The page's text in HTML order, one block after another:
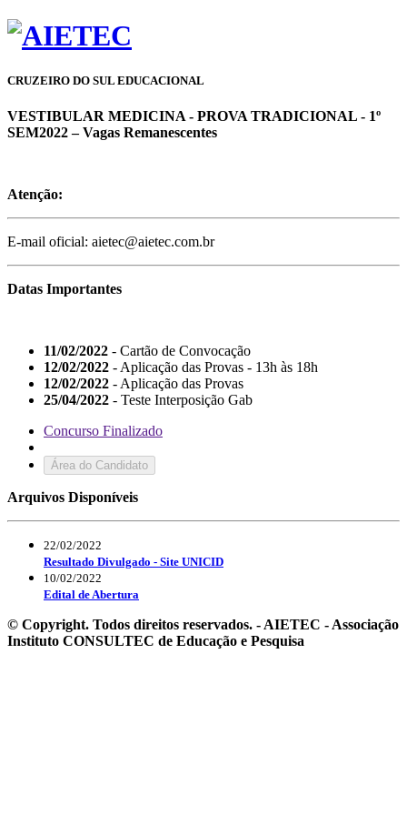
CRUZEIRO DO SUL EDUCACIONAL
VESTIBULAR MEDICINA - PROVA TRADICIONAL - 1º
SEM2022 – Vagas Remanescentes
Atenção:
E-mail oficial: aietec@aietec.com.br
Datas Importantes
11/02/2022 - Cartão de Convocação
12/02/2022 - Aplicação das Provas - 13h às 18h
12/02/2022 - Aplicação das Provas
25/04/2022 - Teste Interposição Gab
Concurso Finalizado
Área do Candidato
Arquivos Disponíveis
22/02/2022
Resultado Divulgado - Site UNICID
10/02/2022
Edital de Abertura
© Copyright. Todos direitos reservados. - AIETEC - Associação
Instituto CONSULTEC de Educação e Pesquisa